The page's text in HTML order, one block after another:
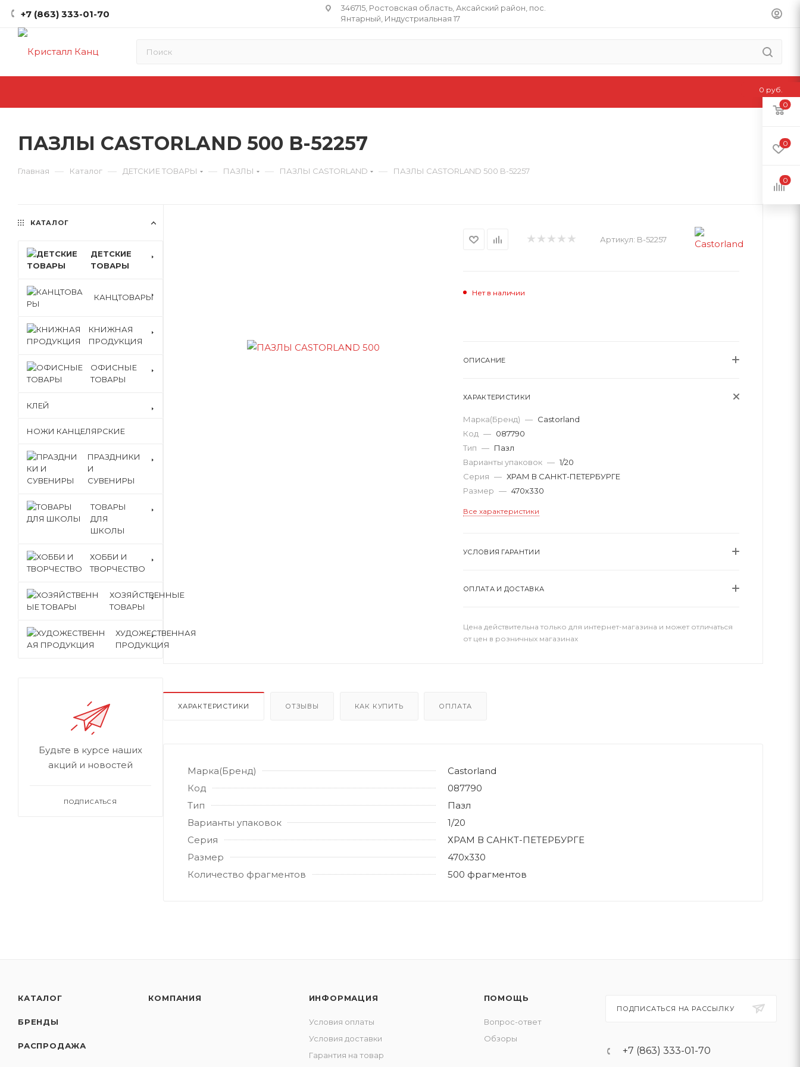
+7 (863) 333-01-70
346715, Ростовская область​, Аксайский район, пос.
Янтарный, Индустриальная 17
ПАЗЛЫ CASTORLAND 500 B-52257
Главная — Каталог — ДЕТСКИЕ ТОВАРЫ — ПАЗЛЫ — ПАЗЛЫ CASTORLAND — ПАЗЛЫ CASTORLAND 500 B-52257
Артикул: B-52257
Нет в наличии
ОПИСАНИЕ
ХАРАКТЕРИСТИКИ
Марка(Бренд) — Castorland
Код — 087790
Тип — Пазл
Варианты упаковок — 1/20
Серия — ХРАМ В САНКТ-ПЕТЕРБУРГЕ
Размер — 470х330
Все характеристики
УСЛОВИЯ ГАРАНТИИ
ОПЛАТА И ДОСТАВКА
Цена действительна только для интернет-магазина и может отличаться
от цен в розничных магазинах
ХАРАКТЕРИСТИКИ ОТЗЫВЫ КАК КУПИТЬ ОПЛАТА
Марка(Бренд)
Castorland
Код
087790
Тип
Пазл
Варианты упаковок
1/20
Серия
ХРАМ В САНКТ-ПЕТЕРБУРГЕ
Размер
470х330
Количество фрагментов
500 фрагментов
КАТАЛОГ
ДЕТСКИЕ
ТОВАРЫ
КАНЦТОВАРЫ
КНИЖНАЯ
ПРОДУКЦИЯ
ОФИСНЫЕ
ТОВАРЫ
КЛЕЙ
НОЖИ КАНЦЕЛЯРСКИЕ
ПРАЗДНИКИ
И
СУВЕНИРЫ
ТОВАРЫ
ДЛЯ
ШКОЛЫ
ХОББИ И
ТВОРЧЕСТВО
ХОЗЯЙСТВЕННЫЕ
ТОВАРЫ
ХУДОЖЕСТВЕННАЯ
ПРОДУКЦИЯ
Будьте в курсе наших
акций и новостей
ПОДПИСАТЬСЯ
КАТАЛОГ
БРЕНДЫ
РАСПРОДАЖА
КОМПАНИЯ ИНФОРМАЦИЯ
Условия оплаты
Условия доставки
Гарантия на товар
ПОМОЩЬ
Вопрос-ответ
Обзоры
ПОДПИСАТЬСЯ НА РАССЫЛКУ
+7 (863) 333-01-70
0
0
0
0 руб.